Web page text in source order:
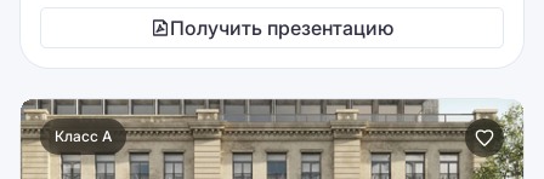
Получить презентацию
Класс A